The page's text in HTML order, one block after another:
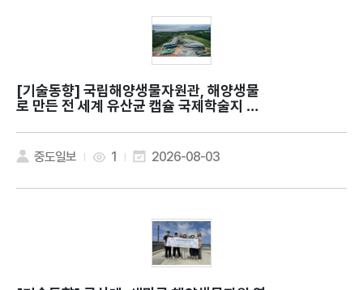
[기술동향]
로 만든 전 세계 유산균 캡슐 국제학술지 발
중도일보 1 2026-08-03